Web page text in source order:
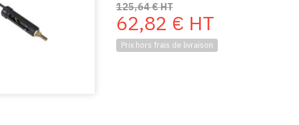
125,64€ HT
62,82 € HT
Prix hors frais de livraison